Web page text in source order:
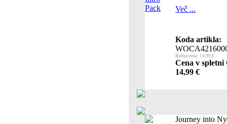
Več ...
Koda artikla:
Redna cena: 14,99 €
Cena v
14,99 €
Journey into